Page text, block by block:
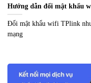
Hướng dẫn đổi mật khẩu
Đổi mật khẩu wifi TPlink
mạng